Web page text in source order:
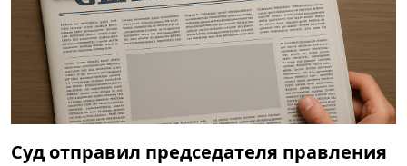
Суд отправил председателя правления